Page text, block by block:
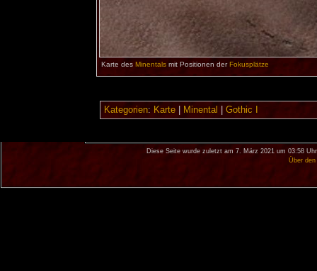
Karte des Minentalsmit Positionen derFokusplätze
Kategorien: Karte| Minental Gothic I
Diese Seite wurde zuletzt am 7. März 2021 um 03:58
Über